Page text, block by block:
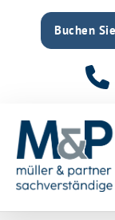
Buchen